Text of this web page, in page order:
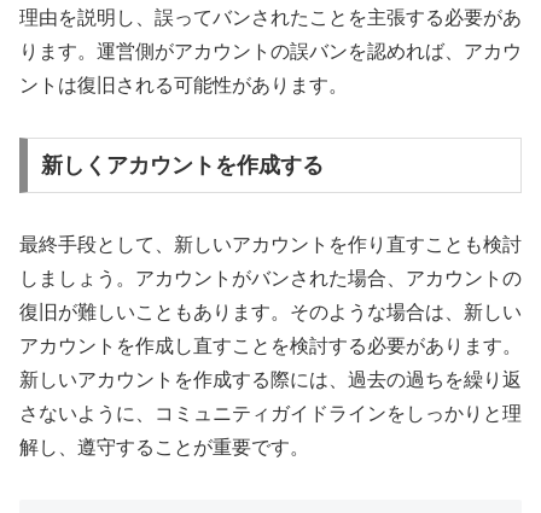
理由を説明し、誤ってバンされたことを主張する必要があ
ります。運営側がアカウントの誤バンを認めれば、アカウ
ントは復旧される可能性があります。
新しくアカウントを作成する
最終手段として、新しいアカウントを作り直すことも検討
しましょう。アカウントがバンされた場合、アカウントの
復旧が難しいこともあります。そのような場合は、新しい
アカウントを作成し直すことを検討する必要があります。
新しいアカウントを作成する際には、過去の過ちを繰り返
さないように、コミュニティガイドラインをしっかりと理
解し、遵守することが重要です。